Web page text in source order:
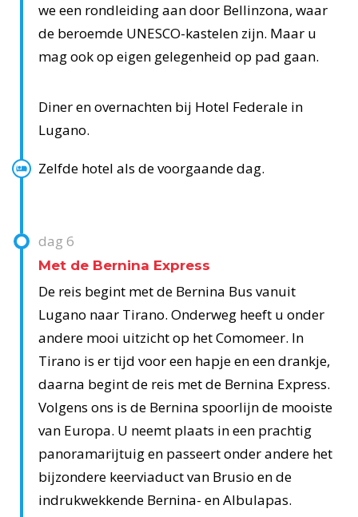
we een rondleiding aan door Bellinzona, waar
de beroemde UNESCO-kastelen zijn. Maar u
mag ook op eigen gelegenheid op pad gaan.
Diner en overnachten bij Hotel Federale in
Lugano.
Zelfde hotel als de voorgaande dag.
dag 6
Met de Bernina Express
De reis begint met de Bernina Bus vanuit
Lugano naar Tirano. Onderweg heeft u onder
andere mooi uitzicht op het Comomeer. In
Tirano is er tijd voor een hapje en een drankje,
daarna begint de reis met de Bernina Express.
Volgens ons is de Bernina spoorlijn de mooiste
van Europa. U neemt plaats in een prachtig
panoramarijtuig en passeert onder andere het
bijzondere keerviaduct van Brusio en de
indrukwekkende Bernina- en Albulapas.